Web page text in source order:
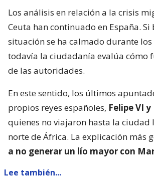
Los análisis en relación a la crisis
Ceuta han continuado en España. Si
situación se ha calmado durante
todavía la ciudadanía evalúa cómo
de las autoridades.
En este sentido, los últimos
propios reyes españoles, Felipe VI
quienes no viajaron hasta la ciudad
norte de África. La explicación más
a no generar un lío mayor con
Lee también...